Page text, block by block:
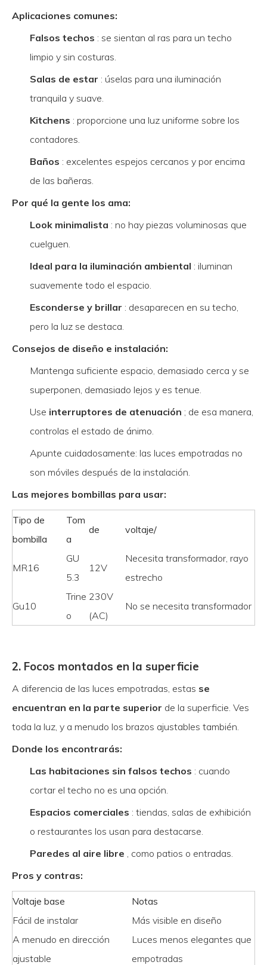
Aplicaciones comunes:
Falsos techos : se sientan al ras para un techo
limpio y sin costuras.
Salas de estar : úselas para una iluminación
tranquila y suave.
Kitchens : proporcione una luz uniforme sobre los
contadores.
Baños : excelentes espejos cercanos y por encima
de las bañeras.
Por qué la gente los ama:
Look minimalista : no hay piezas voluminosas que
cuelguen.
Ideal para la iluminación ambiental : iluminan
suavemente todo el espacio.
Esconderse y brillar : desaparecen en su techo,
pero la luz se destaca.
Consejos de diseño e instalación:
Mantenga suficiente espacio, demasiado cerca y se
superponen, demasiado lejos y es tenue.
Use interruptores de atenuación ; de esa manera,
controlas el estado de ánimo.
Apunte cuidadosamente: las luces empotradas no
son móviles después de la instalación.
Las mejores bombillas para usar:
Tipo de
bombilla
Tom
a
de voltaje/
MR16
GU
5.3
12V
Necesita transformador, rayo
estrecho
Gu10
Trine
o
230V
(AC)
No se necesita transformador
2. Focos montados en la superficie
A diferencia de las luces empotradas, estas se
encuentran en la parte superior de la superficie. Ves
toda la luz, y a menudo los brazos ajustables también.
Donde los encontrarás:
Las habitaciones sin falsos techos : cuando
cortar el techo no es una opción.
Espacios comerciales : tiendas, salas de exhibición
o restaurantes los usan para destacarse.
Paredes al aire libre , como patios o entradas.
Pros y contras:
Voltaje base
Notas
Fácil de instalar
Más visible en diseño
A menudo en dirección
ajustable
Luces menos elegantes que
empotradas